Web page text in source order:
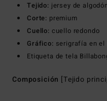
Tejido: jersey de
Corte: premium
Cuello: cuello redondo
Gráfico: serigrafía en el
Etiqueta de tela
Composición [Tejido